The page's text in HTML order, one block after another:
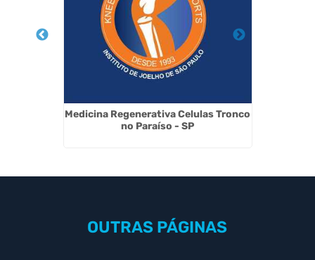
Medicina Regenerativa Celulas Tronco
no Paraíso - SP
OUTRAS PÁGINAS